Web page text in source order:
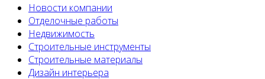
Новости компании
Отделочные работы
Недвижимость
Строительные инструменты
Строительные материалы
Дизайн интерьера